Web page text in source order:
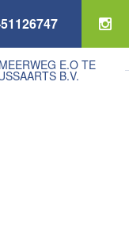
E.O TE
B.V.